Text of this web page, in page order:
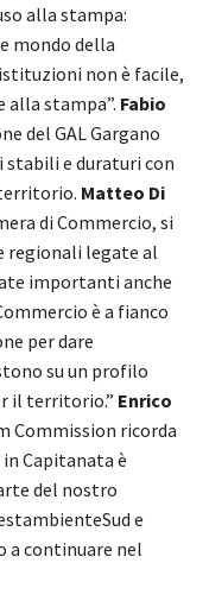
alla stampa:
mondo della
non è facile,
alla stampa”. Fabio
del GAL Gargano
e duraturi con
Matteo Di
di Commercio, si
regionali legate al
importanti anche
è a fianco
per dare
su un profilo
il territorio.” Enrico
Commission ricorda
Capitanata è
del nostro
e
a continuare nel